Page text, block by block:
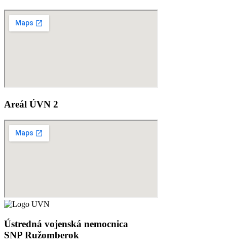
Areál ÚVN 2
Ústredná vojenská nemocnica
SNP Ružomberok